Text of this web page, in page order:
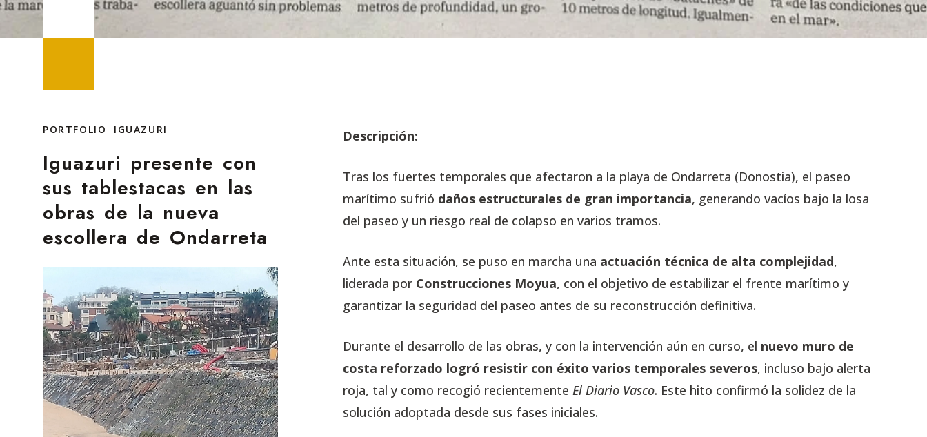
PORTFOLIO IGUAZURI
Iguazuri presente con
sus tablestacas en las
obras de la nueva
escollera de Ondarreta
Descripción:
Tras los fuertes temporales que afectaron a la playa de Ondarreta (Donostia), el paseo
marítimo sufrió daños estructurales de gran importancia, generando vacíos bajo la losa
del paseo y un riesgo real de colapso en varios tramos.
Ante esta situación, se puso en marcha una actuación técnica de alta complejidad,
liderada por Construcciones Moyua, con el objetivo de estabilizar el frente marítimo y
garantizar la seguridad del paseo antes de su reconstrucción definitiva.
Durante el desarrollo de las obras, y con la intervención aún en curso, el nuevo muro de
costa reforzado logró resistir con éxito varios temporales severos, incluso bajo alerta
roja, tal y como recogió recientementeEl Diario Vasco. Este hito confirmó la solidez de la
solución adoptada desde sus fases iniciales.